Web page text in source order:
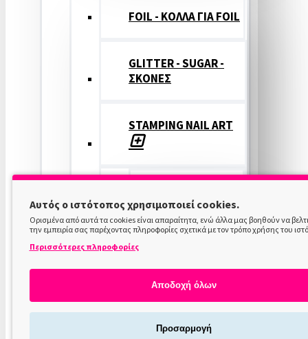
FOIL - ΚΟΛΛΑ ΓΙΑ FOIL
GLITTER - SUGAR -
ΣΚΟΝΕΣ
STAMPING NAIL ART
COLOR
ΝΥΧΙΩΝ
ΣΦΡΑΓΙΔΕΣ
ΝΥΧΙΩΝ
Αυτός ο ιστότοπος χρησιμοποιεί cookies.
Ορισμένα από αυτά τα cookies είναι απαραίτητα, ενώ άλλα μας βοηθούν να
την εμπειρία σας παρέχοντας πληροφορίες σχετικά με τον τρόπο χρήσης του
Περισσότερες πληροφορίες
Αποδοχή όλων
Προσαρμογή